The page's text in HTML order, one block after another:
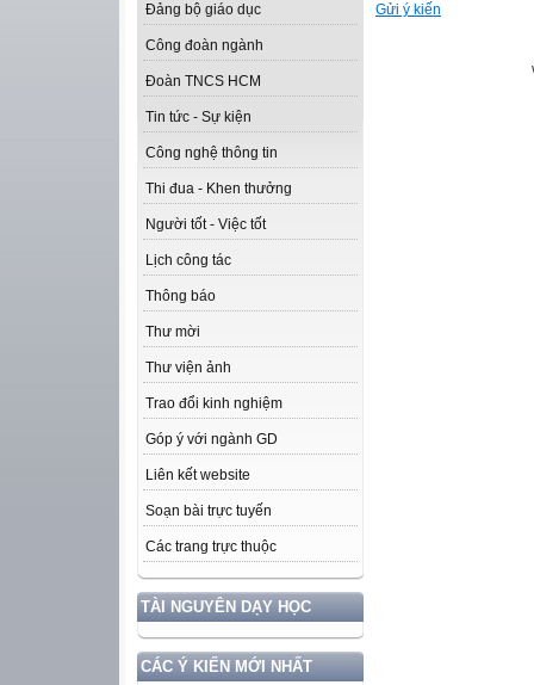
Đảng bộ giáo dục
Công đoàn ngành
Đoàn TNCS HCM
Tin tức - Sự kiện
Công nghệ thông tin
Thi đua - Khen thưởng
Người tốt - Việc tốt
Lịch công tác
Thông báo
Thư mời
Thư viện ảnh
Trao đổi kinh nghiệm
Góp ý với ngành GD
Liên kết website
Soạn bài trực tuyến
Các trang trực thuộc
TÀI NGUYÊN DẠY HỌC
CÁC Ý KIẾN MỚI NHẤT
Gửi ý kiến